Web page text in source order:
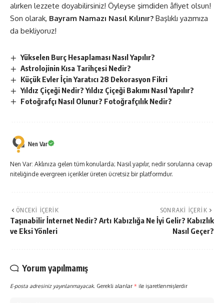
alırken lezzete doyabilirsiniz! Öyleyse şimdiden âfiyet olsun!
Son olarak, Bayram Namazı Nasıl Kılınır? Başlıklı yazımıza
da bekliyoruz!
Yükselen Burç Hesaplaması Nasıl Yapılır?
Astrolojinin Kısa Tarihçesi Nedir?
Küçük Evler İçin Yaratıcı 28 Dekorasyon Fikri
Yıldız Çiçeği Nedir? Yıldız Çiçeği Bakımı Nasıl Yapılır?
Fotoğrafçı Nasıl Olunur? Fotoğrafçılık Nedir?
Nen Var
Nen Var: Aklınıza gelen tüm konularda; Nasıl yapılır, nedir sorularına cevap
niteliğinde evergreen içerikler üreten ücretsiz bir platformdur.
ÖNCEKI İÇERIK
Taşınabilir İnternet Nedir? Artı
ve Eksi Yönleri
SONRAKI İÇERIK
Kabızlığa Ne İyi Gelir? Kabızlık
Nasıl Geçer?
Yorum yapılmamış
E-posta adresiniz yayınlanmayacak. Gerekli alanlar * ile işaretlenmişlerdir